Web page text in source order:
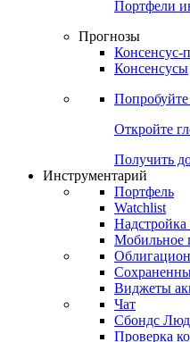
Soft
Виджет:
Портфели
Прогнозы
Консенсусы
Откройте
Получить
Инструментарий
Портфель
Watchlist
Мобильное